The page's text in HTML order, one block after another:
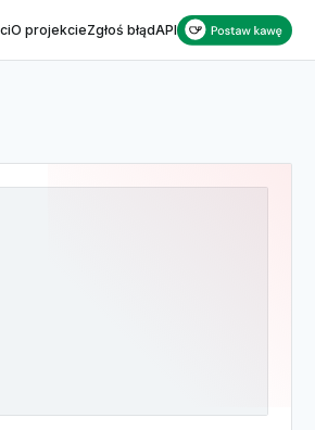
O projekcieZgłoś błądAPI